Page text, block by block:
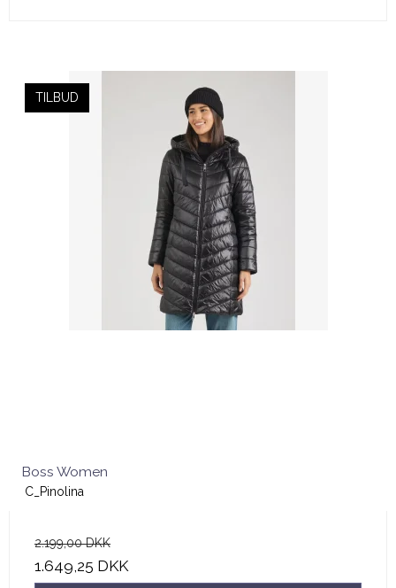
TILBUD
Boss Women
C_Pinolina
2.199,00 DKK
1.649,25 DKK